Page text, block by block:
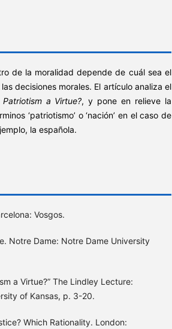
de la moralidad depende de cuál sea el
decisiones morales. El artículo analiza el
Patriotism a Virtue?, y pone en relieve la
‘patriotismo’ o ‘nación’ en el caso de
la española.
Vosgos.
Notre Dame: Notre Dame University
a Virtue?” The Lindley Lecture:
of Kansas, p. 3-20.
Which Rationality. London: